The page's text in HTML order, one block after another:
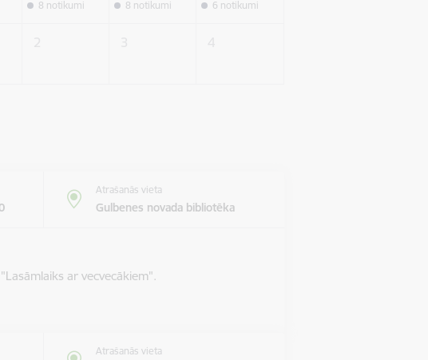
8 notikumi 8 notikumi 6 notikumi
Atrašanās vieta
Gulbenes novada bibliotēka
ar vecvecākiem".
Atrašanās vieta